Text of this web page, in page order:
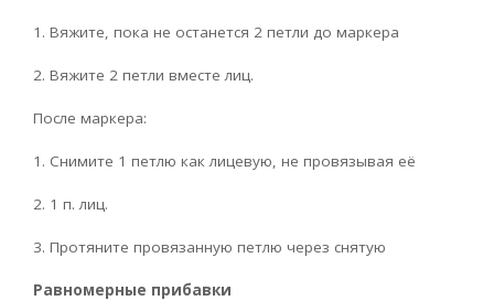
1. Вяжите, пока не останется 2 петли до маркера
2. Вяжите 2 петли вместе лиц.
После маркера:
1. Снимите 1 петлю как лицевую, не провязывая её
2. 1 п. лиц.
3. Протяните провязанную петлю через снятую
Равномерные прибавки